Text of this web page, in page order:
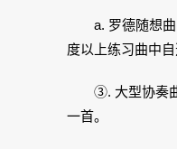
a. 罗德随想曲
度以上练习曲中自
③. 大型协奏曲
一首。